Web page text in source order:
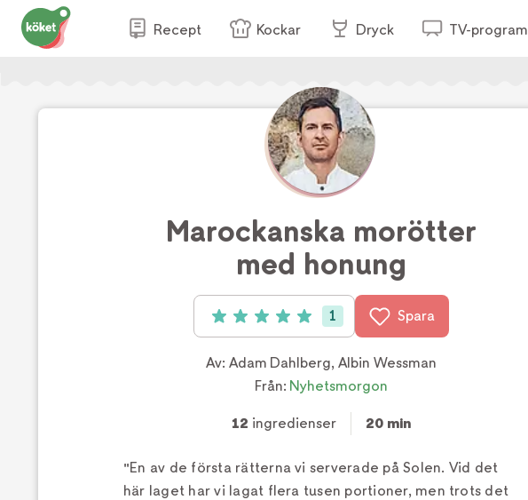
Recept Kockar Dryck TV-program
Marockanska morötter
med honung
Betyg: 5 av 5 (1 röster)
1 Spara
Av: Adam Dahlberg, Albin Wessman
Från: Nyhetsmorgon
12 ingredienser 20 min
"En av de första rätterna vi serverade på Solen. Vid det
här laget har vi lagat flera tusen portioner, men trots det